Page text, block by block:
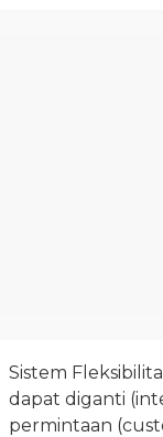
Sistem
dapat diganti
permintaan